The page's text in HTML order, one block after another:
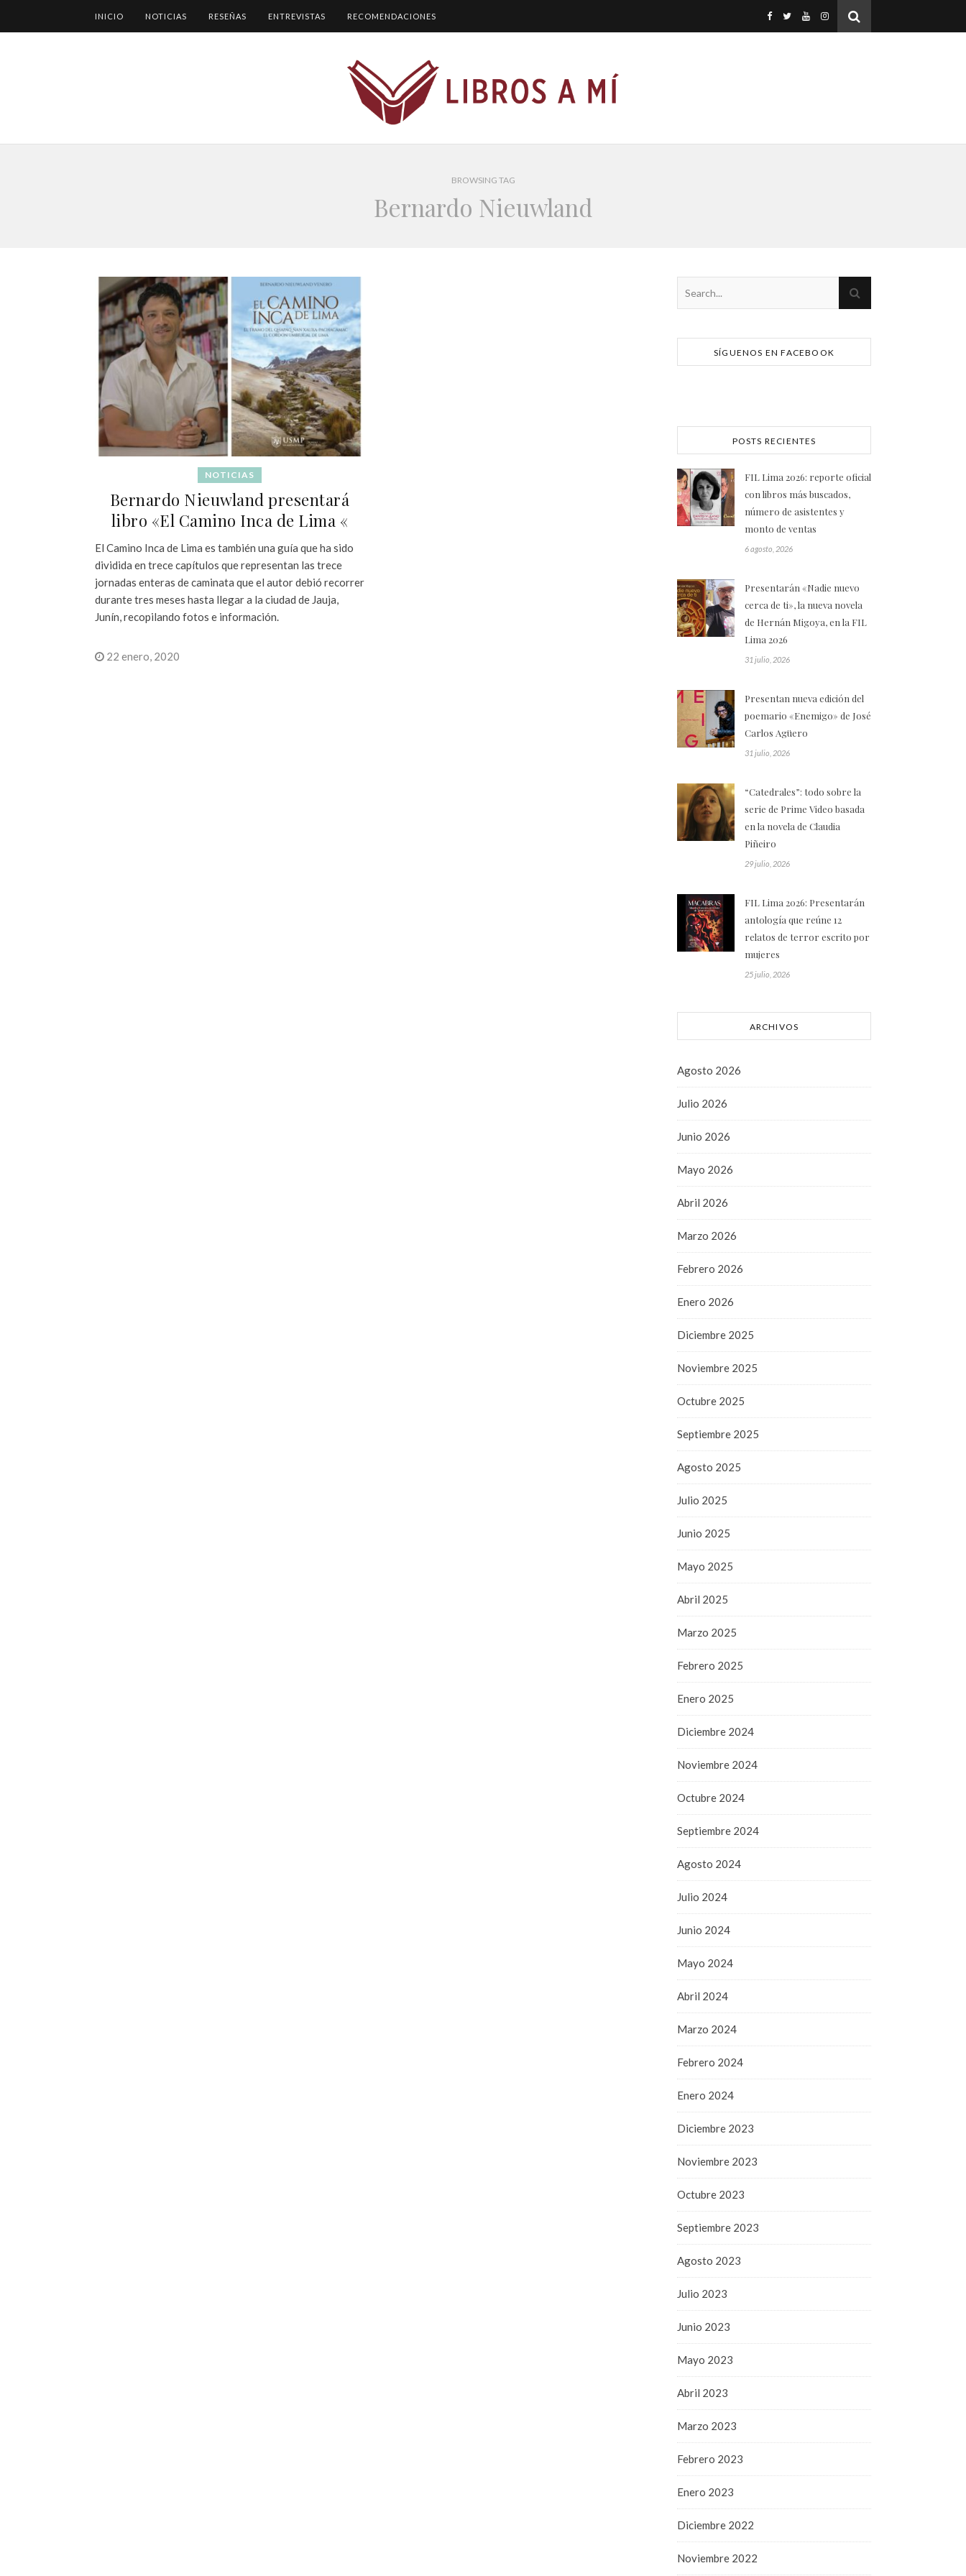
INICIO NOTICIAS RESEÑAS ENTREVISTAS RECOMENDACIONES
BROWSING TAG
Bernardo Nieuwland
NOTICIAS
Bernardo Nieuwland presentará
libro «El Camino Inca de Lima «
El Camino Inca de Lima es también una guía que ha sido
dividida en trece capítulos que representan las trece
jornadas enteras de caminata que el autor debió recorrer
durante tres meses hasta llegar a la ciudad de Jauja,
Junín, recopilando fotos e información.
22 enero, 2020
SÍGUENOS EN FACEBOOK
POSTS RECIENTES
FIL Lima 2026: reporte oficial
con libros más buscados,
número de asistentes y
monto de ventas
6 agosto, 2026
Presentarán «Nadie nuevo
cerca de ti», la nueva novela
de Hernán Migoya, en la FIL
Lima 2026
31 julio, 2026
Presentan nueva edición del
poemario «Enemigo» de José
Carlos Agüero
31 julio, 2026
“Catedrales”: todo sobre la
serie de Prime Video basada
en la novela de Claudia
Piñeiro
29 julio, 2026
FIL Lima 2026: Presentarán
antología que reúne 12
relatos de terror escrito por
mujeres
25 julio, 2026
ARCHIVOS
Agosto 2026
Julio 2026
Junio 2026
Mayo 2026
Abril 2026
Marzo 2026
Febrero 2026
Enero 2026
Diciembre 2025
Noviembre 2025
Octubre 2025
Septiembre 2025
Agosto 2025
Julio 2025
Junio 2025
Mayo 2025
Abril 2025
Marzo 2025
Febrero 2025
Enero 2025
Diciembre 2024
Noviembre 2024
Octubre 2024
Septiembre 2024
Agosto 2024
Julio 2024
Junio 2024
Mayo 2024
Abril 2024
Marzo 2024
Febrero 2024
Enero 2024
Diciembre 2023
Noviembre 2023
Octubre 2023
Septiembre 2023
Agosto 2023
Julio 2023
Junio 2023
Mayo 2023
Abril 2023
Marzo 2023
Febrero 2023
Enero 2023
Diciembre 2022
Noviembre 2022